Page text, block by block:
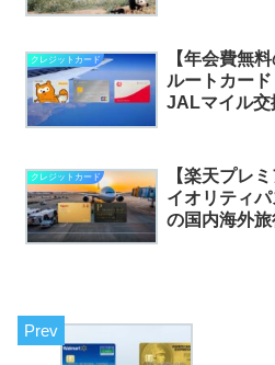
クレジットカード
【年会費無
ルートカード
JALマイル交
クレジットカード
【楽天プレ
イオリティ
の国内海外